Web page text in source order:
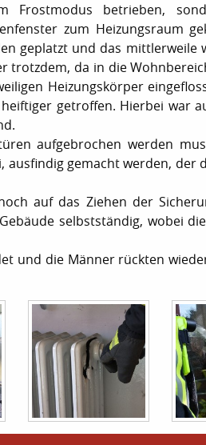
Frostmodus betrieben,
zum Heizungsraum
geplatzt und das mittlerweile
trotzdem, da in die
Heizungskörper
getroffen. Hierbei war
aufgebrochen werden
ausfindig gemacht werden, der
auf das Ziehen der
selbstständig, wobei
und die Männer rückten